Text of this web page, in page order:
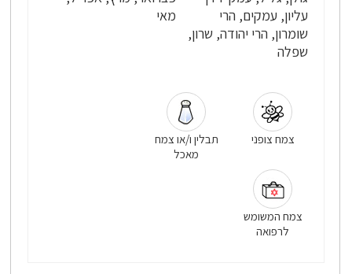
עליון, עמקים, הרי
שומרון, הרי יהודה, שרון,
שפלה
מאי
צמח צופני
תבלין ו/או צמח
מאכל
צמח המשומש
לרפואה